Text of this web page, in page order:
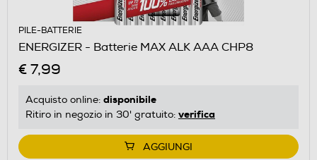
PILE-BATTERIE
ENERGIZER - Batterie MAX ALK AAA CHP8
€ 7,99
Acquisto online: disponibile
Ritiro in negozio in 30' gratuito: verifica
AGGIUNGI